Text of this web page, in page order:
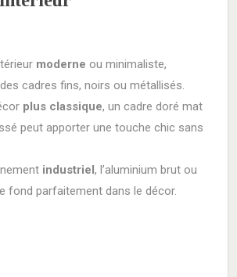
moderne ou minimaliste,
cadres fins, noirs ou métallisés.
plus classique, un cadre doré mat
peut apporter une touche chic sans
industriel, l’aluminium brut ou
fond parfaitement dans le décor.